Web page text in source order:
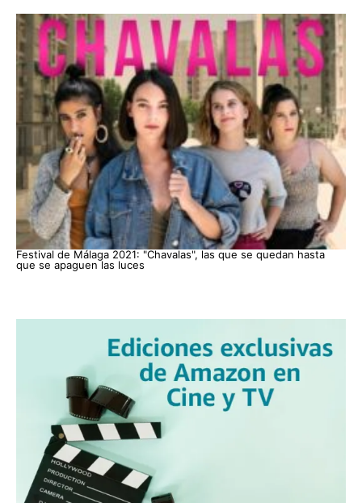
Festival de Málaga 2021: "Chavalas", las que se quedan hasta
que se apaguen las luces